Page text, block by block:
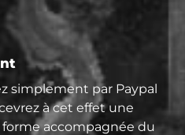
simplement par Paypal
à cet effet une
accompagnée du